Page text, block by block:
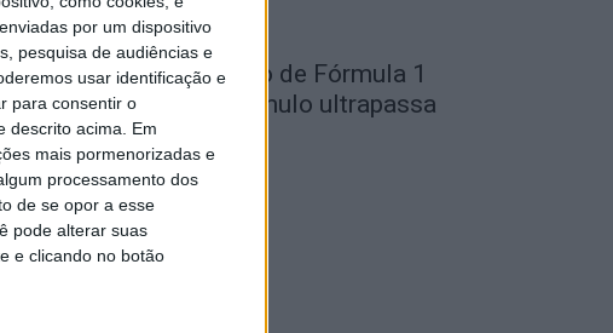
por um dispositivo
pesquisa de audiências e
usar identificação e
para consentir o
descrito acima. Em
mais pormenorizadas e
processamento dos
de se opor a esse
pode alterar suas
e clicando no botão
Tondela: Exposição de Fórmula 1
no Museu do Caramulo ultrapassa
os...
6 de Agosto, 2026